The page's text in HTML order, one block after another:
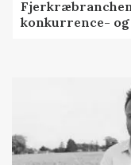
konkurrence-